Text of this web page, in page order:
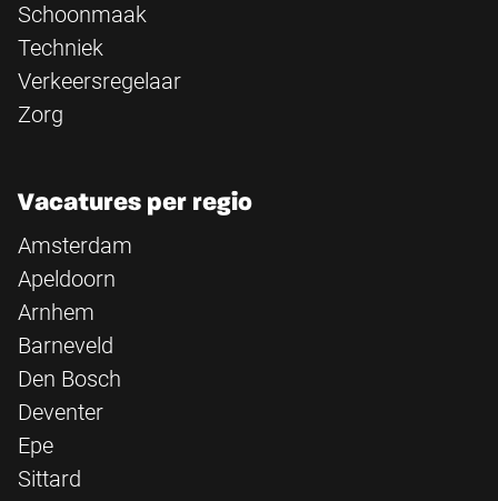
Schoonmaak
Techniek
Verkeersregelaar
Zorg
Vacatures per regio
Amsterdam
Apeldoorn
Arnhem
Barneveld
Den Bosch
Deventer
Epe
Sittard